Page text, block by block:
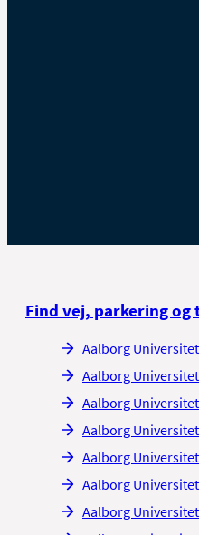
Find vej, parkering og
Aalborg
Aalborg
Aalborg
Aalborg
Aalborg
Aalborg
Aalborg